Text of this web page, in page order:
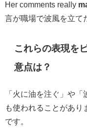
Her comments really
言が職場で波風を立て
これらの表現を
意点は？
「火に油を注ぐ」や
も使われることがあ
です。